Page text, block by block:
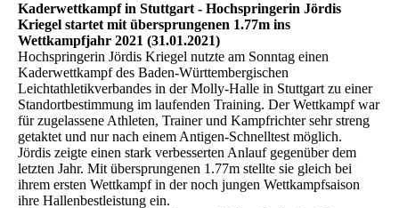
Kaderwettkampf in Stuttgart - Hochspringerin Jördis
Kriegel startet mit übersprungenen 1.77m ins
Wettkampfjahr 2021 (31.01.2021)
Hochspringerin Jördis Kriegel nutzte am Sonntag einen
Kaderwettkampf des Baden-Württembergischen
Leichtathletikverbandes in der Molly-Halle in Stuttgart zu einer
Standortbestimmung im laufenden Training. Der Wettkampf war
für zugelassene Athleten, Trainer und Kampfrichter sehr streng
getaktet und nur nach einem Antigen-Schnelltest möglich.
Jördis zeigte einen stark verbesserten Anlauf gegenüber dem
letzten Jahr. Mit übersprungenen 1.77m stellte sie gleich bei
ihrem ersten Wettkampf in der noch jungen Wettkampfsaison
ihre Hallenbestleistung ein.